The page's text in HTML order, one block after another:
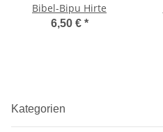
Bibel-Bipu Hirte
6,50 € *
Kategorien